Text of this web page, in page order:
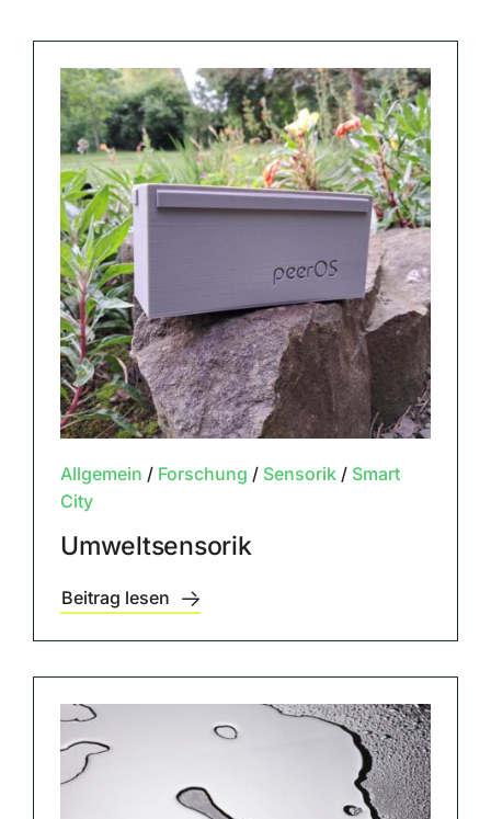
Allgemein / Forschung / Sensorik/ Smart
City
Umweltsensorik
Beitrag lesen